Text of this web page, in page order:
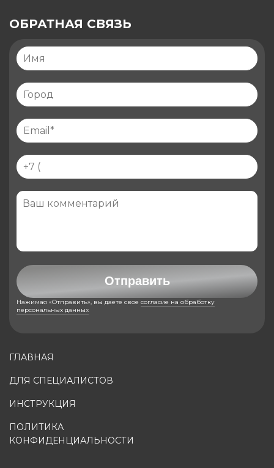
ГЛАВНАЯ
ДЛЯ СПЕЦИАЛИСТОВ
ИНСТРУКЦИЯ
ПОЛИТИКА
КОНФИДЕНЦИАЛЬНОСТИ
ОБРАТНАЯ СВЯЗЬ
Отправить
Нажимая «Отправить», вы даете свое согласие на обработку
персональных данных